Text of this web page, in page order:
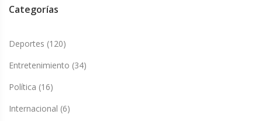
Categorías
Deportes (120)
Entretenimiento (34)
Política (16)
Internacional (6)